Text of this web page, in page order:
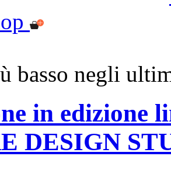
basso negli
in edizione
DESIGN